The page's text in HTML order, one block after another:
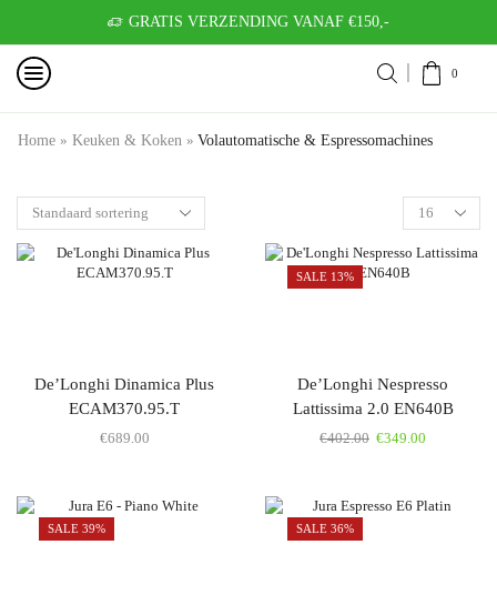
GRATIS VERZENDING VANAF €150,-
0
Home » Keuken & Koken » Volautomatische & Espressomachines
De’Longhi Dinamica Plus
ECAM370.95.T
€689.00
SALE 13%
De’Longhi Nespresso
Lattissima 2.0 EN640B
€402.00 €349.00
SALE 39% SALE 36%